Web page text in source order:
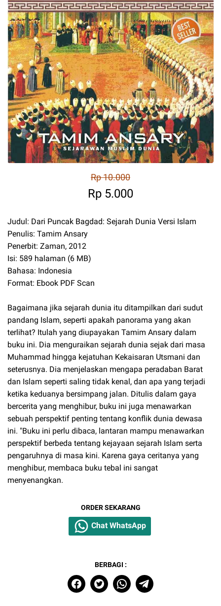
Rp 10.000
Rp 5.000
Judul: Dari Puncak Bagdad: Sejarah Dunia Versi Islam
Penulis: Tamim Ansary
Penerbit: Zaman, 2012
Isi: 589 halaman (6 MB)
Bahasa: Indonesia
Format: Ebook PDF Scan
Bagaimana jika sejarah dunia itu ditampilkan dari sudut
pandang Islam, seperti apakah panorama yang akan
terlihat? Itulah yang diupayakan Tamim Ansary dalam
buku ini. Dia menguraikan sejarah dunia sejak dari masa
Muhammad hingga kejatuhan Kekaisaran Utsmani dan
seterusnya. Dia menjelaskan mengapa peradaban Barat
dan Islam seperti saling tidak kenal, dan apa yang terjadi
ketika keduanya bersimpang jalan. Ditulis dalam gaya
bercerita yang menghibur, buku ini juga menawarkan
sebuah perspektif penting tentang konflik dunia dewasa
ini. "Buku ini perlu dibaca, lantaran mampu menawarkan
perspektif berbeda tentang kejayaan sejarah Islam serta
pengaruhnya di masa kini. Karena gaya ceritanya yang
menghibur, membaca buku tebal ini sangat
menyenangkan.
ORDER SEKARANG
Chat WhatsApp
BERBAGI :